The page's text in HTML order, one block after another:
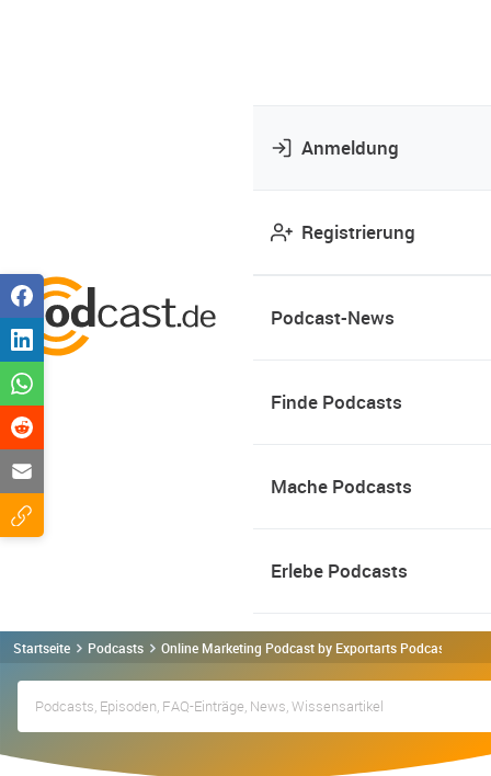
Anmeldung
Registrierung
Podcast-News
Finde Podcasts
Mache Podcasts
Erlebe Podcasts
Startseite Podcasts Online Marketing Podcast by Exportarts Podcast